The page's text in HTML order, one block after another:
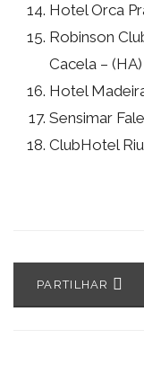
Hotel Orca
Robinson
Cacela – (HA)
Hotel
Sensimar
ClubHotel
PARTILHAR